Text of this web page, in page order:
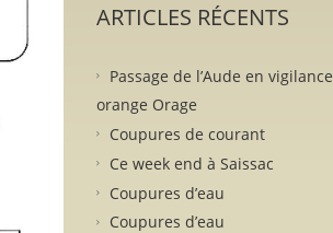
ARTICLES RÉCENTS
Passage de l’Aude en vigilance
orange Orage
Coupures de courant
Ce week end à Saissac
Coupures d’eau
Coupures d’eau